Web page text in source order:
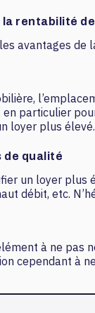
rentabilité
avantages
particulier
loyer plus élevé.
de qualité
un loyer plus
débit, etc.
à ne pas
cependant à